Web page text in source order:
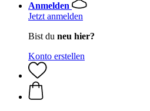
Anmelden
Jetzt anmelden
Bist du neu hier?
Konto erstellen